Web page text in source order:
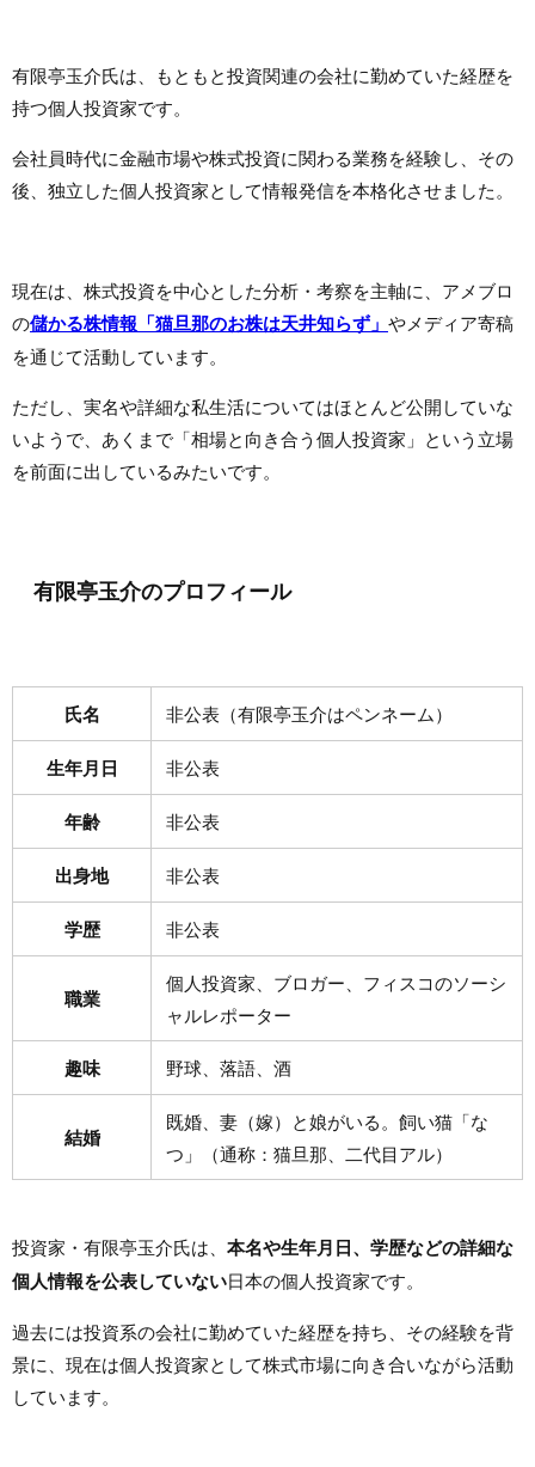
有限亭玉介氏は、もともと投資関連の会社に勤めていた経歴を
持つ個人投資家です。
会社員時代に金融市場や株式投資に関わる業務を経験し、その
後、独立した個人投資家として情報発信を本格化させました。
現在は、株式投資を中心とした分析・考察を主軸に、アメブロ
の儲かる株情報「猫旦那のお株は天井知らず」 やメディア寄稿
を通じて活動しています。
ただし、実名や詳細な私生活についてはほとんど公開していな
いようで、あくまで「相場と向き合う個人投資家」という立場
を前面に出しているみたいです。
有限亭玉介のプロフィール
氏名 非公表（有限亭玉介はペンネーム）
生年月日 非公表
年齢 非公表
出身地 非公表
学歴 非公表
職業
個人投資家、ブロガー、フィスコのソーシ
ャルレポーター
趣味 野球、落語、酒
結婚
既婚、妻（嫁）と娘がいる。飼い猫「な
つ」（通称：猫旦那、二代目アル）
投資家・有限亭玉介氏は、 本名や生年月日、学歴などの詳細な
個人情報を公表していない日本の個人投資家です。
過去には投資系の会社に勤めていた経歴を持ち、その経験を背
景に、現在は個人投資家として株式市場に向き合いながら活動
しています。